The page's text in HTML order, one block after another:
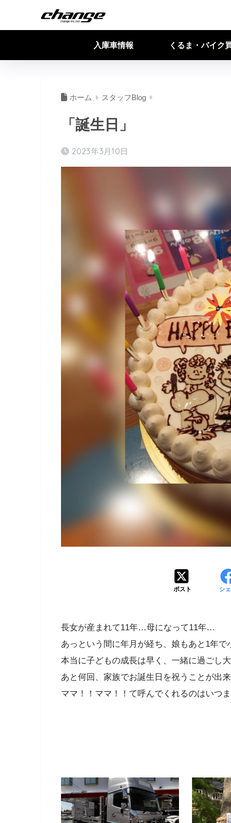
入庫車情報 くるま・バイク
ホーム スタッフBlog
「誕生日」
2023年3月10日
ポスト シ
長女が産まれて11年…母になって11年…
あっという間に年月が経ち、娘もあと1年
本当に子どもの成長は早く、一緒に過ごし
あと何回、家族でお誕生日を祝うことが出
ママ！！ママ！！て呼んでくれるのはいつ